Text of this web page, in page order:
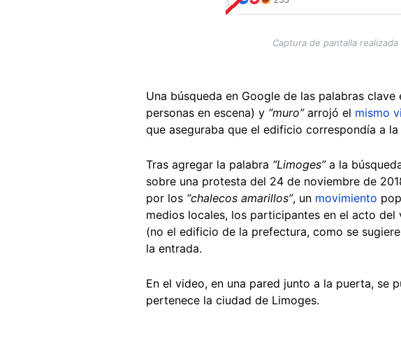
Captura de pantalla
Una búsqueda en Google de las palabras clave
personas en escena) y “muro”arrojó el mismo
que aseguraba que el edificio correspondía a la
Tras agregar la palabra “Limoges”a la
sobre una protesta del 24 de noviembre de
por los “chalecos amarillos”, un movimiento
medios locales, los participantes en el acto
(no el edificio de la prefectura, como se
la entrada.
En el video, en una pared junto a la puerta, se
pertenece la ciudad de Limoges.